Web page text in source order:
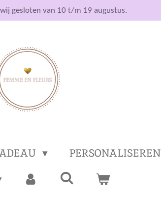
gesloten van 10 t/m 19 augustus.
PERSONALISEREN